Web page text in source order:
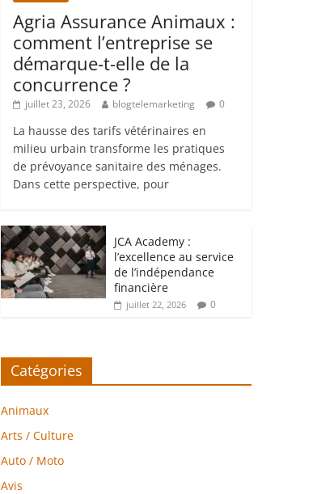
Agria Assurance Animaux :
comment l’entreprise se
démarque-t-elle de la
concurrence ?
juillet 23, 2026 blogtelemarketing 0
La hausse des tarifs vétérinaires en
milieu urbain transforme les pratiques
de prévoyance sanitaire des ménages.
Dans cette perspective, pour
JCA Academy :
l’excellence au service
de l’indépendance
financière
juillet 22, 2026 0
Catégories
Animaux
Arts / Culture
Auto / Moto
Avis